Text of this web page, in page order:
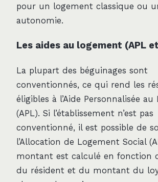
pour un logement classique ou
autonomie.
Les aides au logement (APL
La plupart des béguinages sont
conventionnés, ce qui rend les
éligibles à l’Aide Personnalisée
(APL). Si l’établissement n’est pas
conventionné, il est possible de
l’Allocation de Logement Social
montant est calculé en fonction
du résident et du montant du